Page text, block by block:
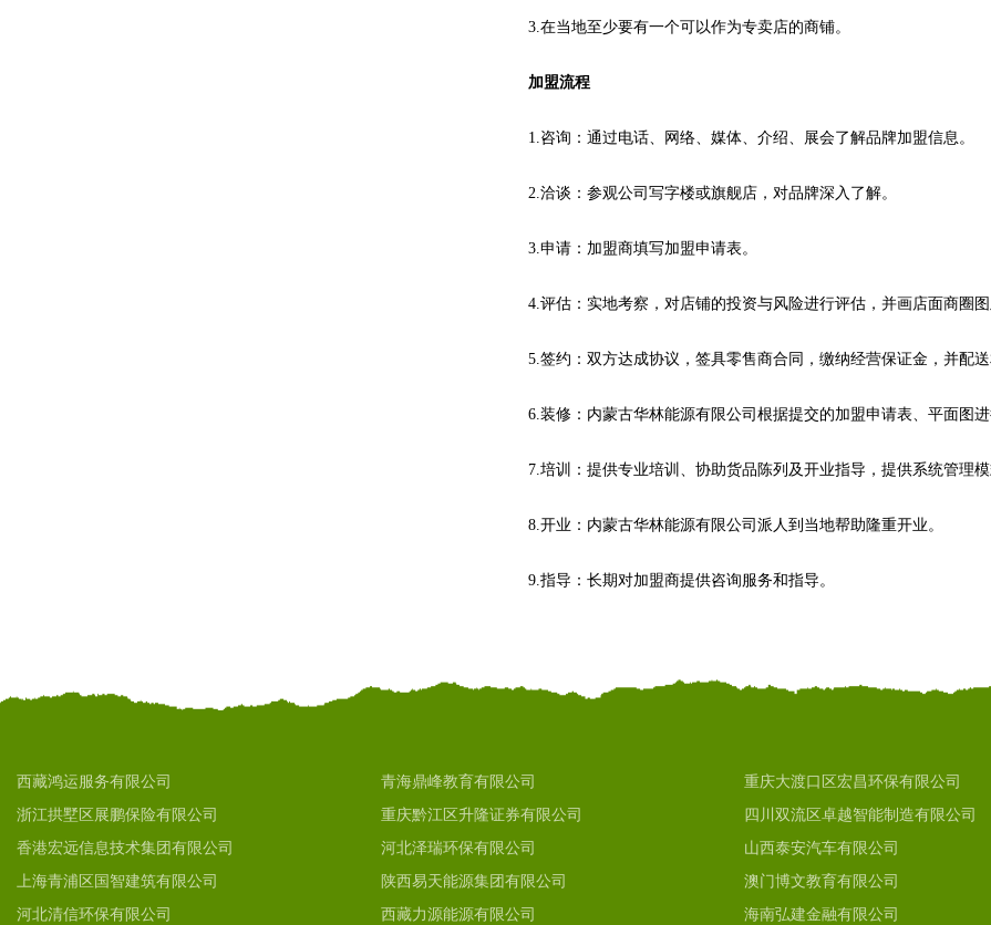
3.在当地至少要有一个可以作为专卖店的商铺。
加盟流程
1.咨询：通过电话、网络、媒体、介绍、展会了解品牌加盟信息。
2.洽谈：参观公司写字楼或旗舰店，对品牌深入了解。
3.申请：加盟商填写加盟申请表。
4.评估：实地考察，对店铺的投资与风险进行评估，并画店面商圈
5.签约：双方达成协议，签具零售商合同，缴纳经营保证金，并配送
6.装修：内蒙古华林能源有限公司根据提交的加盟申请表、平面图进
7.培训：提供专业培训、协助货品陈列及开业指导，提供系统管理模
8.开业：内蒙古华林能源有限公司派人到当地帮助隆重开业。
9.指导：长期对加盟商提供咨询服务和指导。
西藏鸿运服务有限公司 青海鼎峰教育有限公司 重庆大渡口区宏昌环保有限公司
浙江拱墅区展鹏保险有限公司
重庆黔江区升隆证券有限公司 四川双流区卓越智能制造有限公司
香港宏远信息技术集团有限公司
河北泽瑞环保有限公司 山西泰安汽车有限公司
上海青浦区国智建筑有限公司
陕西易天能源集团有限公司 澳门博文教育有限公司
河北清信环保有限公司
西藏力源能源有限公司 海南弘建金融有限公司